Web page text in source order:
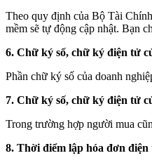
Theo quy định của Bộ Tài
mềm sẽ tự động cập nhật. Bạn
6. Chữ ký số, chữ ký điện tử
Phần chữ ký số của doanh
7. Chữ ký số, chữ ký điện tử
Trong trường hợp người mua
8. Thời điểm lập hóa đơn điện